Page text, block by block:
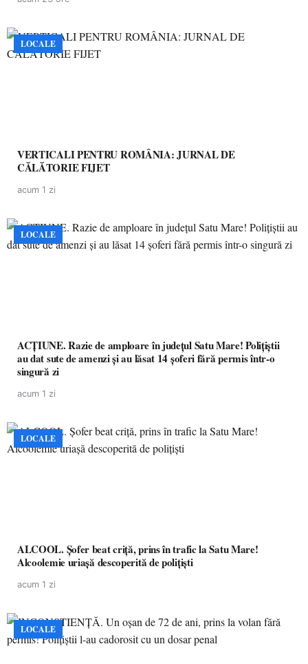
LOCALE
VERTICALI PENTRU ROMÂNIA: JURNAL DE
CĂLĂTORIE FIJET
acum 1 zi
LOCALE
ACȚIUNE. Razie de amploare în județul Satu Mare! Polițiștii
au dat sute de amenzi și au lăsat 14 șoferi fără permis într-o
singură zi
acum 1 zi
LOCALE
ALCOOL. Șofer beat criță, prins în trafic la Satu Mare!
Alcoolemie uriașă descoperită de polițiști
acum 1 zi
LOCALE